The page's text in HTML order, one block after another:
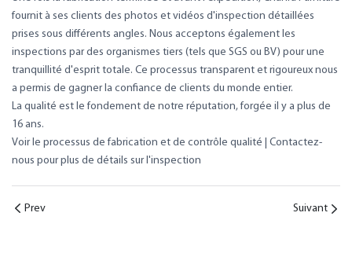
fournit à ses clients des photos et vidéos d'inspection détaillées
prises sous différents angles. Nous acceptons également les
inspections par des organismes tiers (tels que SGS ou BV) pour une
tranquillité d'esprit totale. Ce processus transparent et rigoureux nous
a permis de gagner la confiance de clients du monde entier.
La qualité est le fondement de notre réputation, forgée il y a plus de
16 ans.
Voir le processus de fabrication et de contrôle qualité
Contactez-
nous pour plus de détails sur l'inspection
Prev Suivant